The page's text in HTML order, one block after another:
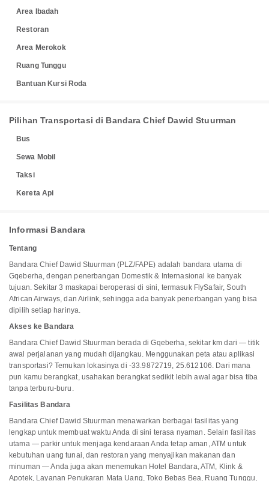
Area Ibadah
Restoran
Area Merokok
Ruang Tunggu
Bantuan Kursi Roda
Pilihan Transportasi di Bandara Chief Dawid Stuurman
Bus
Sewa Mobil
Taksi
Kereta Api
Informasi Bandara
Tentang
Bandara Chief Dawid Stuurman (PLZ/FAPE) adalah bandara utama di
Gqeberha, dengan penerbangan Domestik & Internasional ke banyak
tujuan. Sekitar 3 maskapai beroperasi di sini, termasuk FlySafair, South
African Airways, dan Airlink, sehingga ada banyak penerbangan yang bisa
dipilih setiap harinya.
Akses ke Bandara
Bandara Chief Dawid Stuurman berada di Gqeberha, sekitar km dari — titik
awal perjalanan yang mudah dijangkau. Menggunakan peta atau aplikasi
transportasi? Temukan lokasinya di -33.9872719, 25.612106. Dari mana
pun kamu berangkat, usahakan berangkat sedikit lebih awal agar bisa tiba
tanpa terburu-buru.
Fasilitas Bandara
Bandara Chief Dawid Stuurman menawarkan berbagai fasilitas yang
lengkap untuk membuat waktu Anda di sini terasa nyaman. Selain fasilitas
utama — parkir untuk menjaga kendaraan Anda tetap aman, ATM untuk
kebutuhan uang tunai, dan restoran yang menyajikan makanan dan
minuman — Anda juga akan menemukan Hotel Bandara, ATM, Klink &
Apotek, Layanan Penukaran Mata Uang, Toko Bebas Bea, Ruang Tunggu,